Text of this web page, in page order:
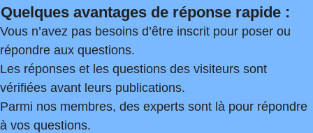
Quelques avantages de réponse rapide :
Vous n’avez pas besoins d’être inscrit pour poser ou
répondre aux questions.
Les réponses et les questions des visiteurs sont
vérifiées avant leurs publications.
Parmi nos membres, des experts sont là pour répondre
à vos questions.